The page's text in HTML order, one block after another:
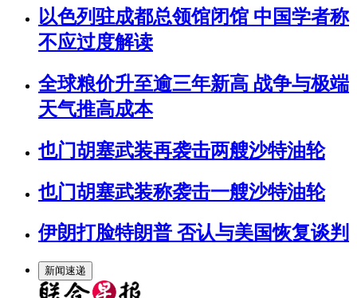
以色列驻成都总领馆闭馆 中国学者称
不应过度解读
全球粮价升至逾三年新高 战争与极端
天气推高成本
也门胡塞武装再袭击两艘沙特油轮
也门胡塞武装称袭击一艘沙特油轮
伊朗打脸特朗普 否认与美国恢复谈判
新闻速递